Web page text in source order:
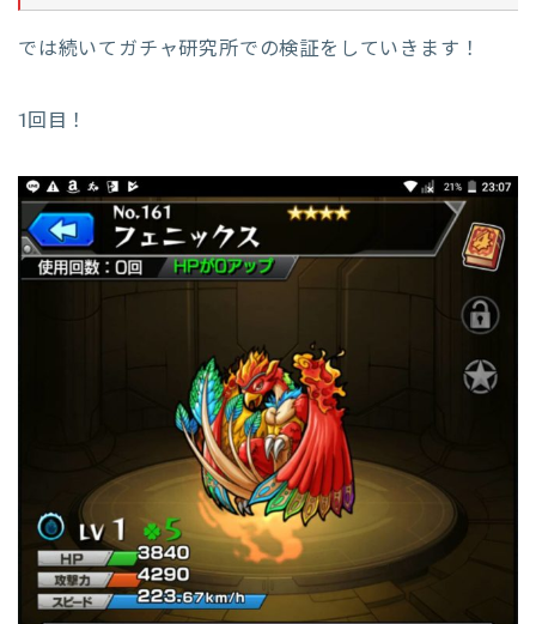
では続いてガチャ研究所での検証をしていきます！
1回目！